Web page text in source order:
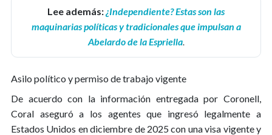
Lee además:¿Independiente? Estas son las
maquinarias políticas y tradicionales que impulsan a
Abelardo de la Espriella.
Asilo político y permiso de trabajo vigente
De acuerdo con la información entregada por Coronell,
Coral aseguró a los agentes que ingresó legalmente a
Estados Unidos en diciembre de 2025 con una visa vigente y